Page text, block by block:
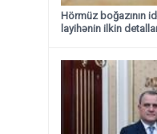
Hörmüz boğazının
layihənin ilkin